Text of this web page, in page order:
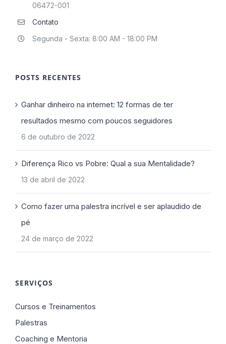
06472-001
Contato
Segunda - Sexta: 8:00 AM - 18:00 PM
POSTS RECENTES
Ganhar dinheiro na internet: 12 formas de ter
resultados mesmo com poucos seguidores
6 de outubro de 2022
Diferença Rico vs Pobre: Qual a sua Mentalidade?
13 de abril de 2022
Como fazer uma palestra incrível e ser aplaudido de
pé
24 de março de 2022
SERVIÇOS
Cursos e Treinamentos
Palestras
Coaching e Mentoria